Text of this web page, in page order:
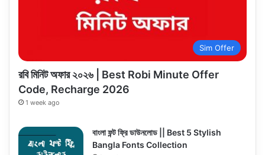
Sim Offer
রবি মিনিট অফার ২০২৬ | Best Robi Minute Offer
Code, Recharge 2026
1 week ago
বাংলা ফন্ট ফ্রি ডাউনলোড || Best 5 Stylish
Bangla Fonts Collection